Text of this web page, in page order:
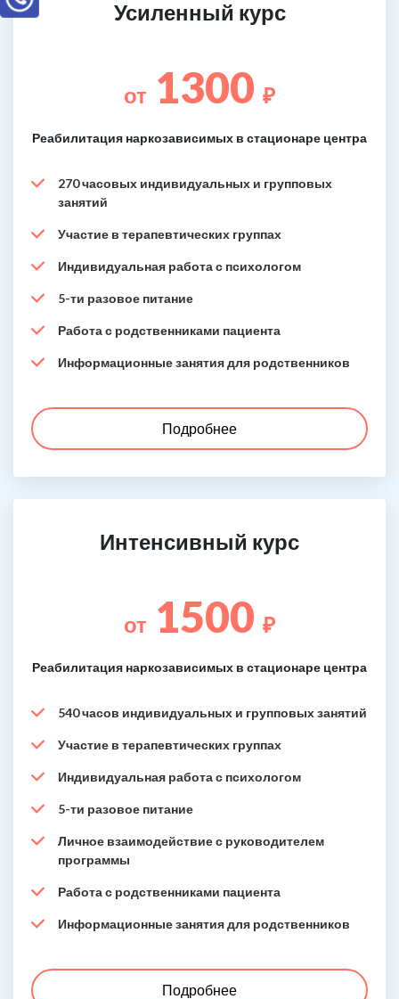
Усиленный курс
от 1300 ₽
Реабилитация наркозависимых в стационаре центра
270 часовых индивидуальных и групповых
занятий
Участие в терапевтических группах
Индивидуальная работа с психологом
5-ти разовое питание
Работа с родственниками пациента
Информационные занятия для родственников
Подробнее
Интенсивный курс
от 1500 ₽
Реабилитация наркозависимых в стационаре центра
540 часов индивидуальных и групповых занятий
Участие в терапевтических группах
Индивидуальная работа с психологом
5-ти разовое питание
Личное взаимодействие с руководителем
программы
Работа с родственниками пациента
Информационные занятия для родственников
Подробнее